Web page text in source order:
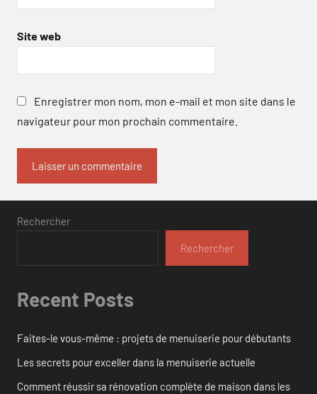
Site web
Enregistrer mon nom, mon e-mail et mon site dans le
navigateur pour mon prochain commentaire.
Rechercher
Rechercher
Recent Posts
Faites-le vous-même : projets de menuiserie pour débutants
Les secrets pour exceller dans la menuiserie actuelle
Comment réussir sa rénovation complète de maison dans les